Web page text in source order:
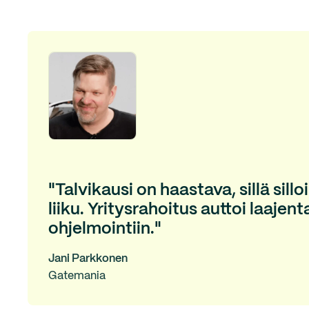
"Talvikausi on haastava, sillä
liiku. Yritysrahoitus auttoi
ohjelmointiin."
Jani Parkkonen
Gatemania